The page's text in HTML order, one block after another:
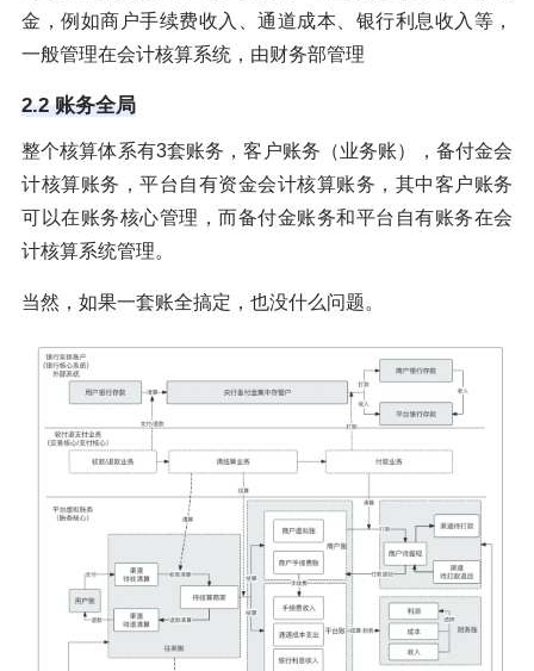
金，例如商户手续费收入、通道成本、银行利息收入等，
一般管理在会计核算系统，由财务部管理
2.2 账务全局
整个核算体系有3套账务，客户账务（业务账），备付金会
计核算账务，平台自有资金会计核算账务，其中客户账务
可以在账务核心管理，而备付金账务和平台自有账务在会
计核算系统管理。
当然，如果一套账全搞定，也没什么问题。